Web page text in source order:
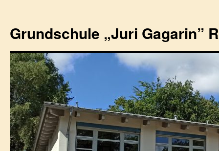
springen
Grundschule „Juri Gagarin”